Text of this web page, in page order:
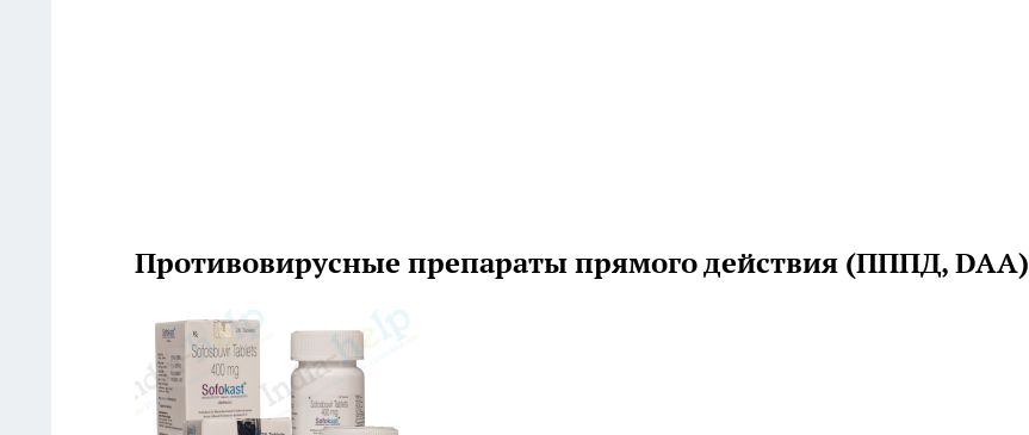
Противовирусные препараты прямого действия (ПППД, DAA)